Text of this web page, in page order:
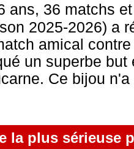
ans, 36 matchs
2025-2026) a
amical
un superbe
Ce bijou
la plus sérieuse